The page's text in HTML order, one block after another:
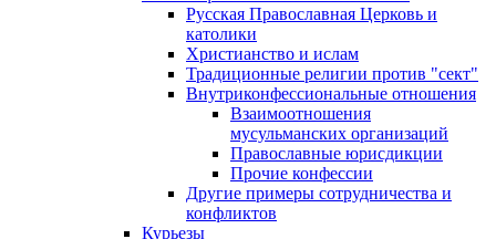
Русская Православная Церковь и
католики
Христианство и ислам
Традиционные религии против "сект"
Внутриконфессиональные отношения
Взаимоотношения
мусульманских организаций
Православные юрисдикции
Прочие конфессии
Другие примеры сотрудничества и
конфликтов
Курьезы